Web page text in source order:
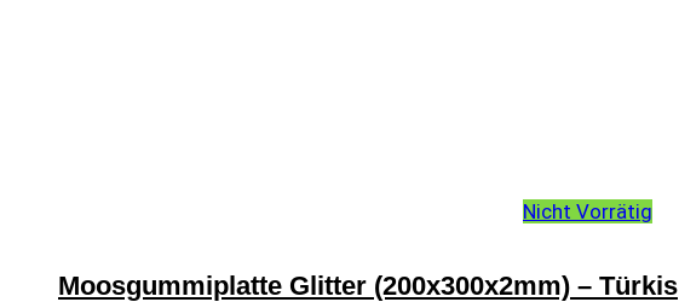
Nicht Vorrätig
Moosgummiplatte Glitter (200x300x2mm) – Türkis